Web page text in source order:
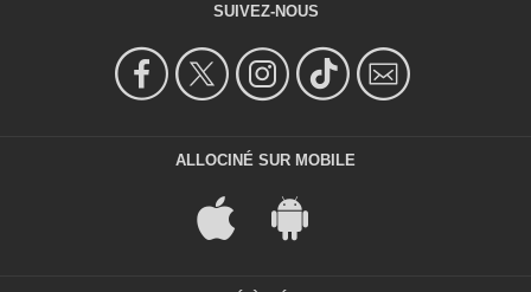
SUIVEZ-NOUS
ALLOCINÉ SUR MOBILE